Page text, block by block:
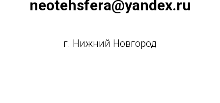
neotehsfera@yandex.ru
г. Нижний Новгород